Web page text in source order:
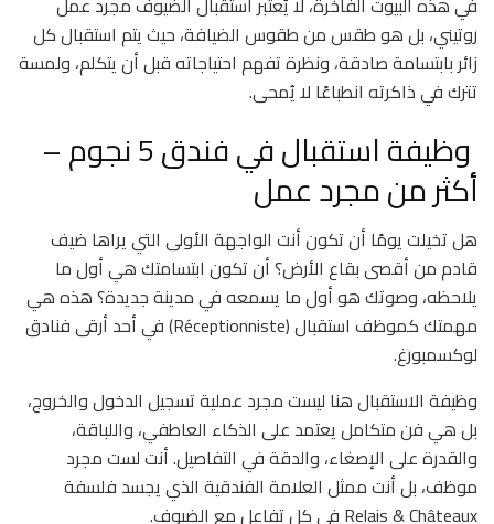
روتيني، بل هو طقس من طقوس الضيافة، حيث يتم استقبال كل
زائر بابتسامة صادقة، ونظرة تفهم احتياجاته قبل أن يتكلم، ولمسة
تترك في ذاكرته انطباعًا لا يُمحى.
وظيفة استقبال في فندق 5 نجوم –
أكثر من مجرد عمل
هل تخيلت يومًا أن تكون أنت الواجهة الأولى التي يراها ضيف
قادم من أقصى بقاع الأرض؟ أن تكون ابتسامتك هي أول ما
يلاحظه، وصوتك هو أول ما يسمعه في مدينة جديدة؟ هذه هي
مهمتك كموظف استقبال (Réceptionniste) في أحد أرقى فنادق
لوكسمبورغ.
وظيفة الاستقبال هنا ليست مجرد عملية تسجيل الدخول والخروج،
بل هي فن متكامل يعتمد على الذكاء العاطفي، واللباقة،
والقدرة على الإصغاء، والدقة في التفاصيل. أنت لست مجرد
موظف، بل أنت ممثل العلامة الفندقية الذي يجسد فلسفة
Relais & Châteaux في كل تفاعل مع الضيوف.